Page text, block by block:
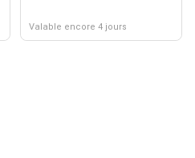
Valable encore 4 jours